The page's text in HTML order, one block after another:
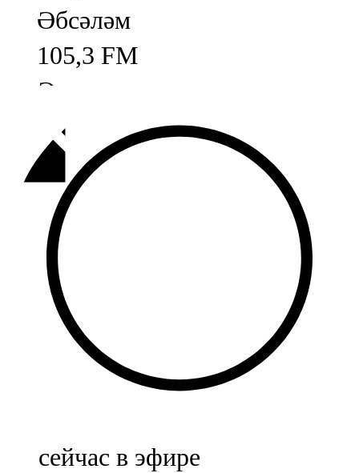
Әбсәләм
105,3 FM
Әлмәт
92,9 FM
Базарлы матак
107,1 FM
Балык бистәсе
104,9 FM
Баулы
107,5 FM
Биләр
Болгар
сейчас в эфире